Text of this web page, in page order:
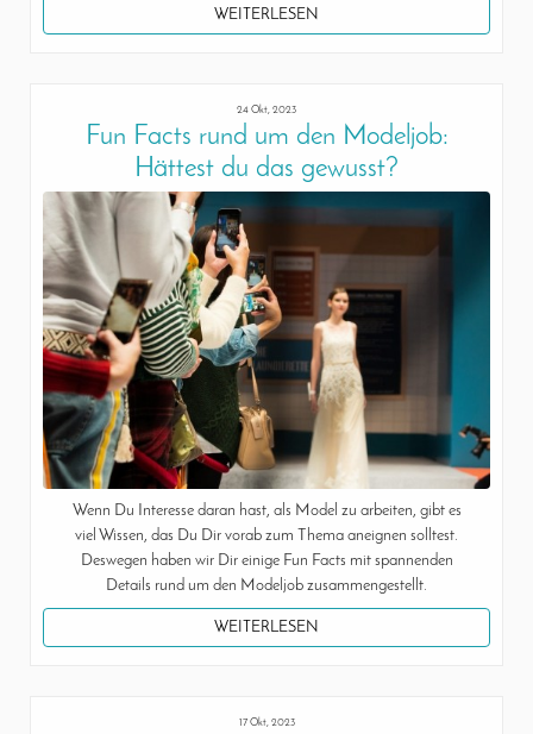
WEITERLESEN
24 Okt, 2023
Fun Facts rund um den Modeljob:
Hättest du das gewusst?
Wenn Du Interesse daran hast, als Model zu arbeiten, gibt es
viel Wissen, das Du Dir vorab zum Thema aneignen solltest.
Deswegen haben wir Dir einige Fun Facts mit spannenden
Details rund um den Modeljob zusammengestellt.
WEITERLESEN
17 Okt, 2023